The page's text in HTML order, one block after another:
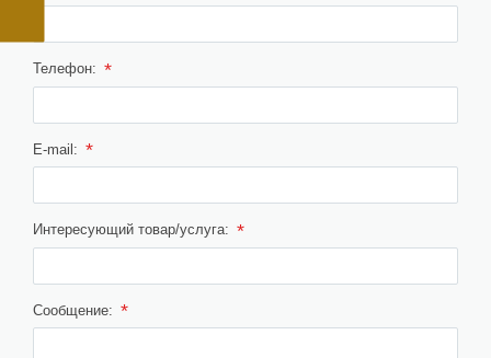
Телефон: *
E-mail: *
Интересующий товар/услуга: *
Сообщение: *